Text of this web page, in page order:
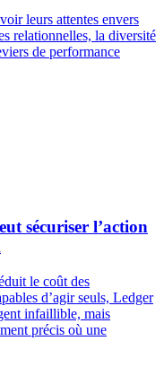
leurs attentes envers
relationnelles, la diversité
de performance
sécuriser l’action
le coût des
d’agir seuls, Ledger
infaillible, mais
précis où une